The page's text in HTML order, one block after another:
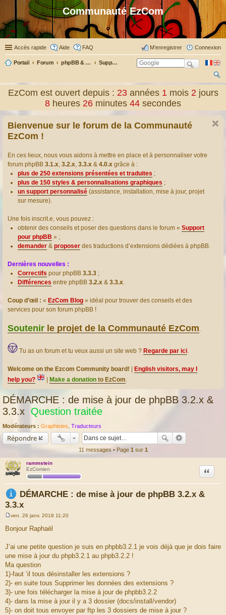
Communauté EzCom
Accès rapide Aide FAQ Connexion
M’enregistrer
Portail Forum phpBB & Co Support pour phpBB
er
EzCom est ouvert depuis : 23 années1 mois2 jours
8 heures 26 minutes 44 secondes
Bienvenue sur le forum de la Communauté
EzCom !
En ces lieux, nous vous aidons à mettre en place et à personnaliser votre
forum phpBB 3.1.x, 3.2.x, 3.3.x & 4.0.x grâce à :
plus de 250 extensions présentées et traduites ;
plus de 150 styles & personnalisations graphiques ;
un support personnalisé (assistance, installation, mise à jour, projet
sur mesure).
Une fois inscrit.e, vous pouvez :
obtenir des conseils et poser des questions dans le forum « Support
pour phpBB » ;
demander & proposer des traductions d’extensions dédiées à phpBB.
Dernières nouvelles :
Correctifs pour phpBB 3.3.3 ;
Différences entre phpBB 3.2.x & 3.3.x.
Coup d’œil : « EzCom Blog » idéal pour trouver des conseils et des
services pour son forum phpBB !
Soutenir le projet de la Communauté EzCom.
Tu as un forum et tu veux aussi un site web ? Regarde par ici.
Welcome on the Ezcom Community board!
English visitors, may I
help you?
Make a donation to EzCom.
DÉMARCHE : de mise à jour de phpBB 3.2.x &
3.3.x Question traitée
Modérateurs : Graphistes Traducteurs
Répondre
11 messages • Page 1 sur 1
rammstein
EzComien
DÉMARCHE : de mise à jour de phpBB 3.2.x &
3.3.x
Citation
s
g
e
ven. 26 janv. 2018 11:20
Bonjour Raphaël
J’ai une petite question je suis en phpbb3.2.1 je vois déjà que je dois faire
une mise à jour du phpb3.2.1 au phpb3.2.2 !
Ma question
1)-faut ‘il tous désinstaller les extensions ?
2)- en suite tous Supprimer les données des extensions ?
3)- une fois télécharger la mise à jour de phpbb3.2.2
4)- dans la mise à jour il y a 3 dossier (docs/install/vendor)
5)- on doit tous envoyer par ftp les 3 dossiers de mise à jour ?